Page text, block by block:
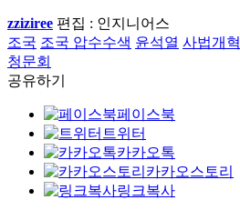
zziziree 편집 : 인지니어스
조국 조국 압수수색 윤석열 사법개혁
청문회
공유하기
페이스북
트위터
카카오톡
카카오스토리
링크복사